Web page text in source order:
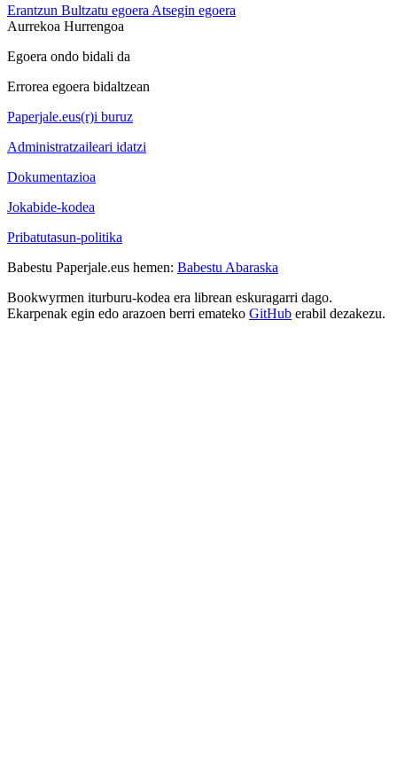
Erantzun Bultzatu egoera Atsegin egoera
Aurrekoa Hurrengoa
Egoera ondo bidali da
Errorea egoera bidaltzean
Paperjale.eus(r)i buruz
Administratzaileari idatzi
Dokumentazioa
Jokabide-kodea
Pribatutasun-politika
Babestu Paperjale.eus hemen: Babestu Abaraska
Bookwyrmen iturburu-kodea era librean eskuragarri dago.
Ekarpenak egin edo arazoen berri emateko GitHub erabil dezakezu.